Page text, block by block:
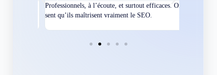
Professionnels, à l’écoute, et surtout efficaces. On
sent qu’ils maîtrisent vraiment le SEO.